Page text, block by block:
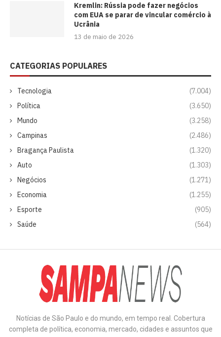
Kremlin: Rússia pode fazer negócios
com EUA se parar de vincular comércio à
Ucrânia
13 de maio de 2026
CATEGORIAS POPULARES
Tecnologia
(7.004)
Política
(3.650)
Mundo
(3.258)
Campinas
(2.486)
Bragança Paulista
(1.320)
Auto
(1.303)
Negócios
(1.271)
Economia
(1.255)
Esporte
(905)
Saúde
(564)
Notícias de São Paulo e do mundo, em tempo real. Cobertura
completa de política, economia, mercado, cidades e assuntos que